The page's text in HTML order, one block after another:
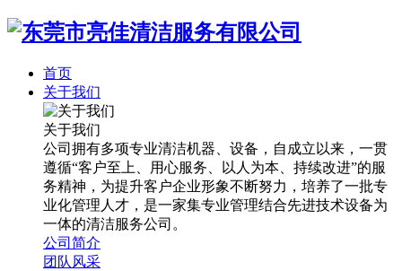
首页
关于我们
关于我们
公司拥有多项专业清洁机器、设备，自成立以来，一贯
遵循“客户至上、用心服务、以人为本、持续改进”的服
务精神，为提升客户企业形象不断努力，培养了一批专
业化管理人才，是一家集专业管理结合先进技术设备为
一体的清洁服务公司。
公司简介
团队风采